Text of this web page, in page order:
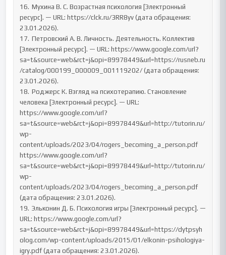
16.	Мухина В. С. Возрастная психология [Электронный
ресурс]. — URL: https://clck.ru/3RR8yv (дата обращения:
23.01.2026).
17.	Петровский А. В. Личность. Деятельность. Коллектив
[Электронный ресурс]. — URL: https://www.google.com/url?
sa=t&source=web&rct=j&opi=89978449&url=https://rusneb.ru
/catalog/000199_000009_001119202/ (дата обращения:
23.01.2026).
18.	Роджерс К. Взгляд на психотерапию. Становление
человека [Электронный ресурс]. — URL:
https://www.google.com/url?
sa=t&source=web&rct=j&opi=89978449&url=http://tutorin.ru/
wp-
content/uploads/2023/04/rogers_becoming_a_person.pdf
https://www.google.com/url?
sa=t&source=web&rct=j&opi=89978449&url=http://tutorin.ru/
wp-
content/uploads/2023/04/rogers_becoming_a_person.pdf
(дата обращения: 23.01.2026).
19.	Эльконин Д. Б. Психология игры [Электронный ресурс]. —
URL: https://www.google.com/url?
sa=t&source=web&rct=j&opi=89978449&url=https://dytpsyh
olog.com/wp-content/uploads/2015/01/elkonin-psihologiya-
igry.pdf (дата обращения: 23.01.2026).